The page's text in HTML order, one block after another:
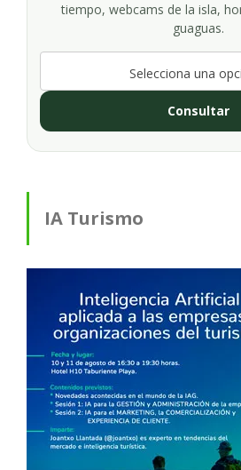
tiempo, webcams de la isla,
guaguas.
Selecciona una
Consultar
IA Turismo